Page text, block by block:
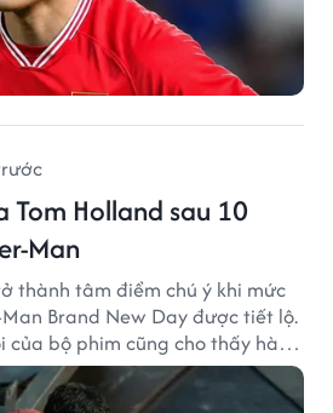
Tom Holland sau 10
Man
thành tâm điểm chú ý khi mức
Brand New Day được tiết lộ.
của bộ phim cũng cho thấy hành
chú ý của nam diễn viên sau
vai Người Nhện.